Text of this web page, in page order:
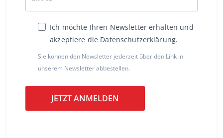
Ich möchte Ihren Newsletter erhalten und
akzeptiere die Datenschutzerklärung.
Sie können den Newsletter jederzeit über den Link in
unserem Newsletter abbestellen.
JETZT ANMELDEN